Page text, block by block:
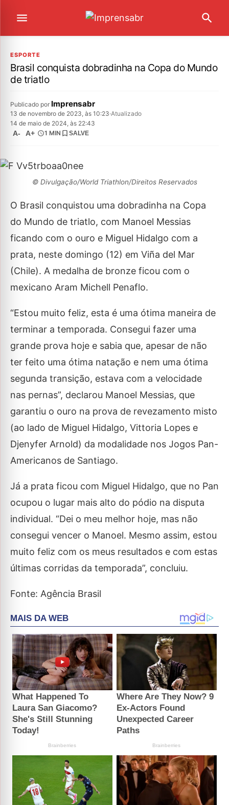
ESPORTE
Brasil conquista dobradinha na Copa do Mundo
de triatlo
Publicado por Imprensabr
13 de novembro de 2023, às 10:23·Atualizado
14 de maio de 2024, às 22:43
A- A+ 1 MIN SALVE
© Divulgação/World Triathlon/Direitos Reservados
O Brasil conquistou uma dobradinha na Copa
do Mundo de triatlo, com Manoel Messias
ficando com o ouro e Miguel Hidalgo com a
prata, neste domingo (12) em Viña del Mar
(Chile). A medalha de bronze ficou com o
mexicano Aram Michell Penaflo.
“Estou muito feliz, esta é uma ótima maneira de
terminar a temporada. Consegui fazer uma
grande prova hoje e sabia que, apesar de não
ter feito uma ótima natação e nem uma ótima
segunda transição, estava com a velocidade
nas pernas”, declarou Manoel Messias, que
garantiu o ouro na prova de revezamento misto
(ao lado de Miguel Hidalgo, Vittoria Lopes e
Djenyfer Arnold) da modalidade nos Jogos Pan-
Americanos de Santiago.
Já a prata ficou com Miguel Hidalgo, que no Pan
ocupou o lugar mais alto do pódio na disputa
individual. “Dei o meu melhor hoje, mas não
consegui vencer o Manoel. Mesmo assim, estou
muito feliz com os meus resultados e com estas
últimas corridas da temporada”, concluiu.
Fonte: Agência Brasil